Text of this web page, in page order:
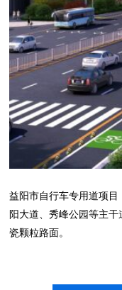
益阳市自行车专用道项
阳大道、秀峰公园等主
瓷颗粒路面。